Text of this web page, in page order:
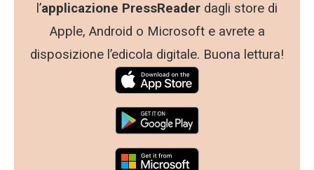
l’applicazione PressReader dagli store di
Apple, Android o Microsoft e avrete a
disposizione l’edicola digitale. Buona lettura!